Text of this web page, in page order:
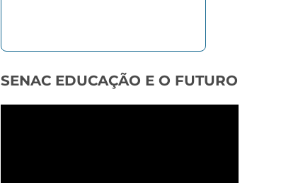
SENAC EDUCAÇÃO E O FUTURO